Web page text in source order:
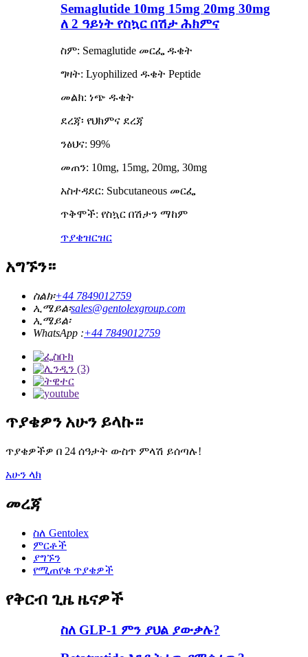
Semaglutide 10mg 15mg 20mg 30mg
ለ 2 ዓይነት የስኳር በሽታ ሕክምና
ስም: Semaglutide መርፌ ዱቄት
ግዛት: Lyophilized ዱቄት Peptide
መልክ: ነጭ ዱቄት
ደረጃ፡ የህክምና ደረጃ
ንፅህና: 99%
መጠን: 10mg, 15mg, 20mg, 30mg
አስተዳደር: Subcutaneous መርፌ
ጥቅሞች: የስኳር በሽታን ማከም
ጥያቄዝርዝር
አግኙን።
ስልክ፡+44 7849012759
ኢሜይል፡sales@gentolexgroup.com
ኢሜይል፡
WhatsApp :+44 7849012759
ጥያቄዎን አሁን ይላኩ።
ጥያቄዎችዎ በ 24 ሰዓታት ውስጥ ምላሽ ይሰጣሉ!
አሁን ላክ
መረጃ
ስለ Gentolex
ምርቶች
ያግኙን
የሚጠየቁ ጥያቄዎች
የቅርብ ጊዜ ዜናዎች
ስለ GLP-1 ምን ያህል ያውቃሉ?